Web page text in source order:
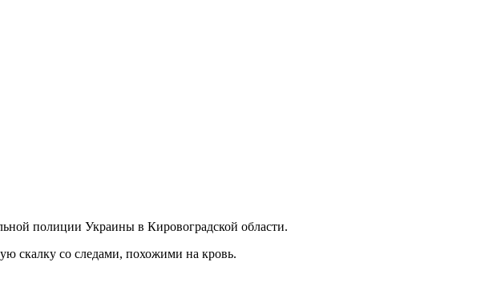
полиции Украины в Кировоградской области.
скалку со следами, похожими на кровь.